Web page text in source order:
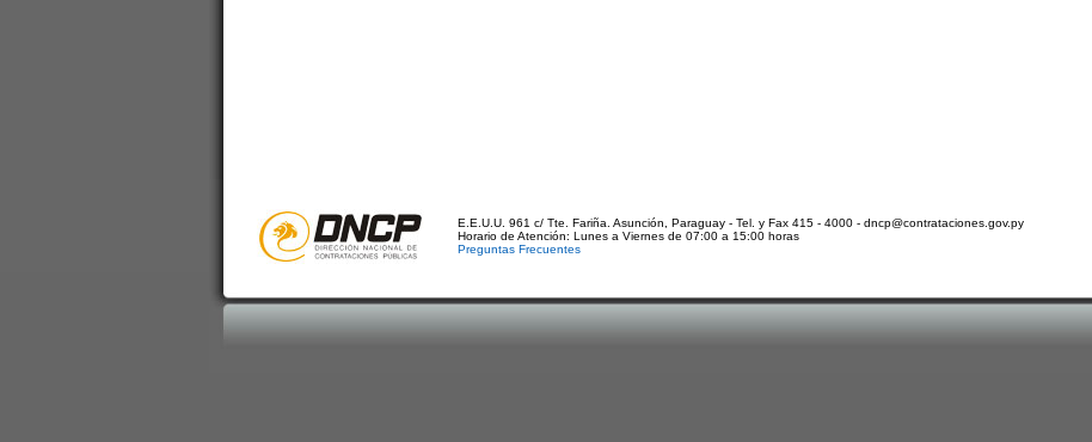
E.E.U.U. 961 c/ Tte. Fariña. Asunción, Paraguay - Tel. y Fax 415 - 4000 - dncp@contrataciones.gov.py
Horario de Atención: Lunes a Viernes de 07:00 a 15:00 horas
Preguntas Frecuentes